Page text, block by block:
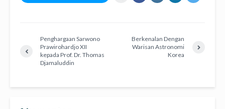
Penghargaan Sarwono
Prawirohardjo XII
kepada Prof. Dr. Thomas
Djamaluddin
Berkenalan Dengan
Warisan Astronomi
Korea